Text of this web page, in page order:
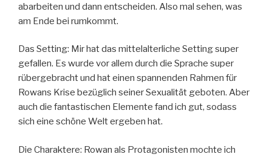
abarbeiten und dann entscheiden. Also mal sehen, was
am Ende bei rumkommt.
Das Setting: Mir hat das mittelalterliche Setting super
gefallen. Es wurde vor allem durch die Sprache super
rübergebracht und hat einen spannenden Rahmen für
Rowans Krise bezüglich seiner Sexualität geboten. Aber
auch die fantastischen Elemente fand ich gut, sodass
sich eine schöne Welt ergeben hat.
Die Charaktere: Rowan als Protagonisten mochte ich